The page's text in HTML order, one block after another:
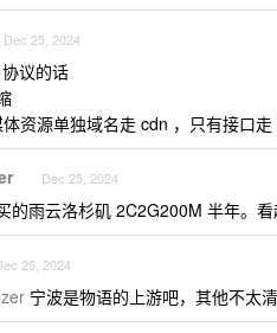
Dec 25, 2024
议的话
资源单独域名走 cdn ，只有接口走
Dec 25, 2024
的雨云洛杉矶 2C2G200M 半年。
25, 2024
宁波是物语的上游吧，其他不太